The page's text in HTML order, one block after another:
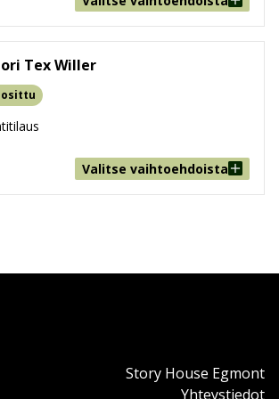
Tex Willer
Valitse vaihtoehdoista
Story House Egmont
Yhteystiedot